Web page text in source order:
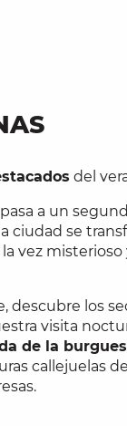
del
a un
ciudad se
vez misterioso
descubre los
visita
de la
callejuelas